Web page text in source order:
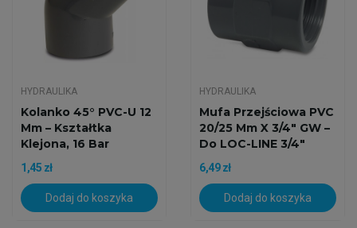
HYDRAULIKA
Kolanko 45° PVC-U 12
Mm – Kształtka
Klejona, 16 Bar
1,45 zł
Dodaj do koszyka
HYDRAULIKA
Mufa Przejściowa PVC
20/25 Mm X 3/4" GW –
Do LOC-LINE 3/4"
6,49 zł
Dodaj do koszyka